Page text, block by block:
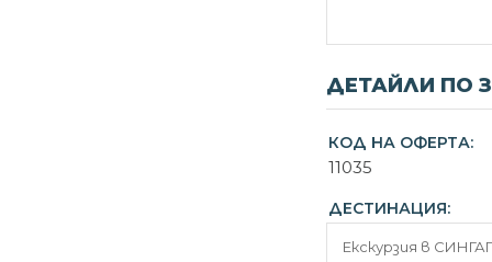
ДЕТАЙЛИ ПО
КОД НА ОФЕРТА:
11035
ДЕСТИНАЦИЯ: